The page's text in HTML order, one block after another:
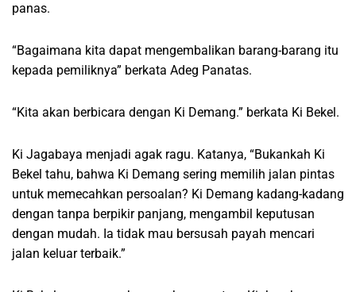
panas.
“Bagaimana kita dapat mengembalikan barang-barang itu
kepada pemiliknya” berkata Adeg Panatas.
“Kita akan berbicara dengan Ki Demang.” berkata Ki Bekel.
Ki Jagabaya menjadi agak ragu. Katanya, “Bukankah Ki
Bekel tahu, bahwa Ki Demang sering memilih jalan pintas
untuk memecahkan persoalan? Ki Demang kadang-kadang
dengan tanpa berpikir panjang, mengambil keputusan
dengan mudah. Ia tidak mau bersusah payah mencari
jalan keluar terbaik.”